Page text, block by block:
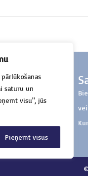
saturu un
visu", jūs
Pieņemt visus
LV-3301